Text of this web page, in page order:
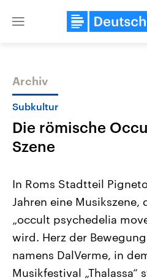
Close
Themen
Landtagswahl Sachsen-Anhalt
2026
Alle Informationen
Sachsen-Anhalt wählt am 6.
September 2026 einen neuen
Landtag. Seit 2021 wird das
Bundesland von einer Koalition
Archiv
Subkultur
Die römische
Szene
In Roms Stadtteil
Jahren eine Musikszene,
„occult psychedelia
wird. Herz der
namens DalVerme, in
Musikfestival „Thalassa“